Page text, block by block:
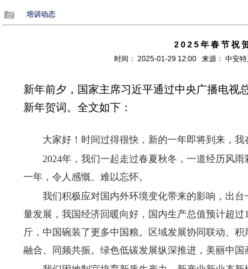
培训动态
2025年春节祝
时间： 2025-01-29 12:00 来源： 中安
新年前夕，国家主席习近平通过中央广播电视
新年贺词。全文如下：
大家好！时间过得很快，新的一年即将到来，我
2024年，我们一起走过春夏秋冬，一道经历风
一年，令人感慨、难以忘怀。
我们积极应对国内外环境变化带来的影响，出
量发展，我国经济回暖向好，国内生产总值预计超过
斤，中国碗装了更多中国粮。区域发展协同联动、
融合、同频共振。绿色低碳发展纵深推进，美丽中国